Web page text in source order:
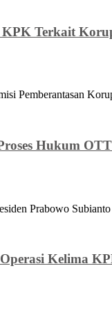
Terkait
Pemberantasan
Hukum
Prabowo
Kelima